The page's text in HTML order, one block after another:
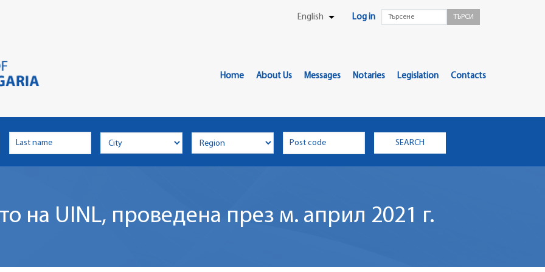
English List additional actions
User
Log in
Меню
Home About Us Messages Notaries Legislation Contacts
на UINL, проведена през м. април 2021 г.